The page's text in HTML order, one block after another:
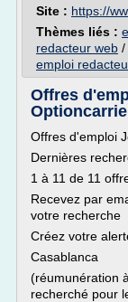
Site : https://
Thèmes liés :
redacteur web /
emploi
Offres
Offres d'emploi
Dernières
1 à 11 de 11
Recevez par
votre recherche
Créez votre
Casablanca
(réumunération
recherché pour